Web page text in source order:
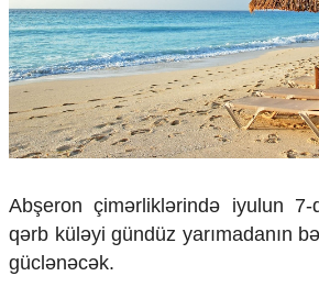
Çarpaz baxış
Təhlil
Siyasi
Geosiyasi
İqtisadi
Sosioloji
Multimedia
Foto
Abşeron çimərliklərində iyulun
qərb küləyi gündüz yarımadanın
güclənəcək.